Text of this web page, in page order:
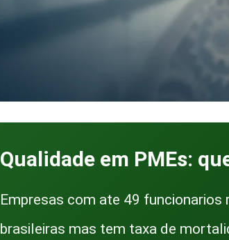
Qualidade em PMEs:
Empresas com ate 49
brasileiras mas tem taxa de